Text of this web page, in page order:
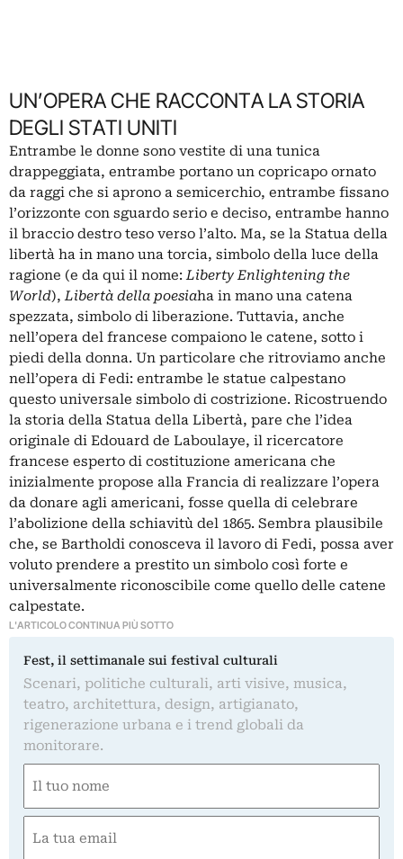
UN’OPERA CHE RACCONTA LA STORIA
DEGLI STATI UNITI
Entrambe le donne sono vestite di una tunica
drappeggiata, entrambe portano un copricapo ornato
da raggi che si aprono a semicerchio, entrambe fissano
l’orizzonte con sguardo serio e deciso, entrambe hanno
il braccio destro teso verso l’alto. Ma, se la Statua della
libertà ha in mano una torcia, simbolo della luce della
ragione (e da qui il nome:Liberty Enlightening the
World),Libertà della poesiaha in mano una catena
spezzata, simbolo di liberazione. Tuttavia, anche
nell’opera del francese compaiono le catene, sotto i
piedi della donna. Un particolare che ritroviamo anche
nell’opera di Fedi: entrambe le statue calpestano
questo universale simbolo di costrizione. Ricostruendo
la storia della Statua della Libertà, pare che l’idea
originale di Edouard de Laboulaye, il ricercatore
francese esperto di costituzione americana che
inizialmente propose alla Francia di realizzare l’opera
da donare agli americani, fosse quella di celebrare
l’abolizione della schiavitù del 1865. Sembra plausibile
che, se Bartholdi conosceva il lavoro di Fedi, possa aver
voluto prendere a prestito un simbolo così forte e
universalmente riconoscibile come quello delle catene
calpestate.
L'ARTICOLO CONTINUA PIÙ SOTTO
Fest, il settimanale sui festival culturali
Scenari, politiche culturali, arti visive, musica,
teatro, architettura, design, artigianato,
rigenerazione urbana e i trend globali da
monitorare.
(Required)
First
(Required)